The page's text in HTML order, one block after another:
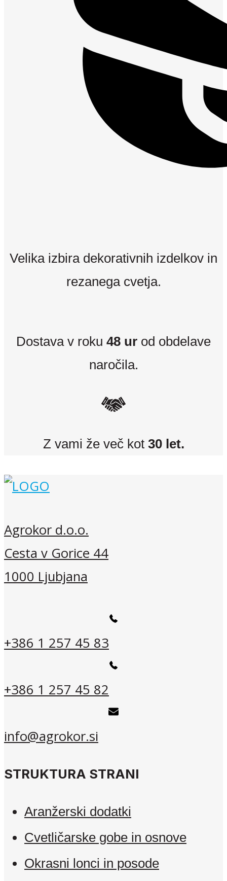
Velika izbira dekorativnih izdelkov in
rezanega cvetja.
Dostava v roku 48 ur od obdelave
naročila.
Z vami že več kot 30 let.
Agrokor d.o.o.
Cesta v Gorice 44
1000 Ljubjana
+386 1 257 45 83
+386 1 257 45 82
info@agrokor.si
STRUKTURA STRANI
Aranžerski dodatki
Cvetličarske gobe in osnove
Okrasni lonci in posode